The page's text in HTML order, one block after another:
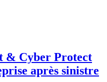
& Cyber Protect
après sinistre